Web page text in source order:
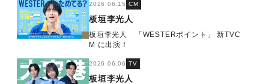
2026.06.15 CM
板垣李光人
板垣李光人 「WESTERポイント」 新TVC
M に出演！
2026.06.06 TV
板垣李光人